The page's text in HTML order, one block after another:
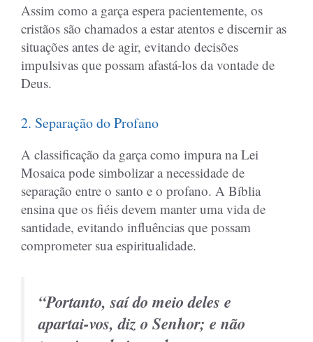
Assim como a garça espera pacientemente, os
cristãos são chamados a estar atentos e discernir as
situações antes de agir, evitando decisões
impulsivas que possam afastá-los da vontade de
Deus.
2. Separação do Profano
A classificação da garça como impura na Lei
Mosaica pode simbolizar a necessidade de
separação entre o santo e o profano. A Bíblia
ensina que os fiéis devem manter uma vida de
santidade, evitando influências que possam
comprometer sua espiritualidade.
“Portanto, saí do meio deles e
apartai-vos, diz o Senhor; e não